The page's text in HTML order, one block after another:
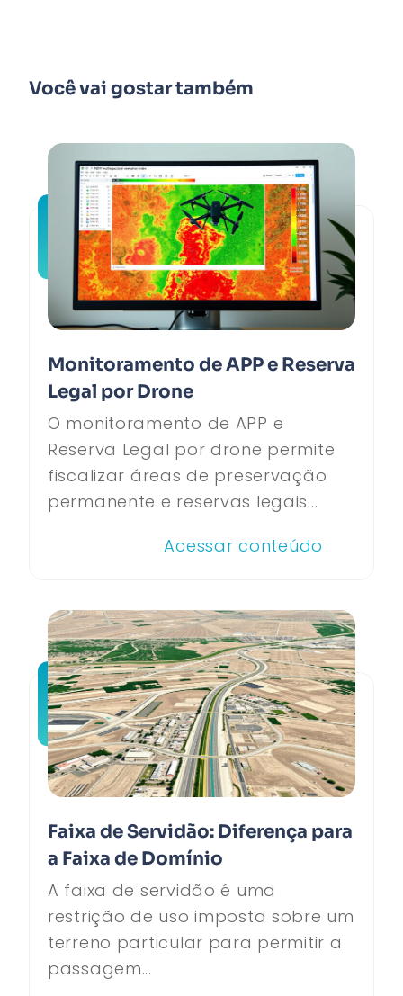
Você vai gostar também
Monitoramento de APP e Reserva
Legal por Drone
O monitoramento de APP e
Reserva Legal por drone permite
fiscalizar áreas de preservação
permanente e reservas legais...
Acessar conteúdo
Faixa de Servidão: Diferença para
a Faixa de Domínio
A faixa de servidão é uma
restrição de uso imposta sobre um
terreno particular para permitir a
passagem...